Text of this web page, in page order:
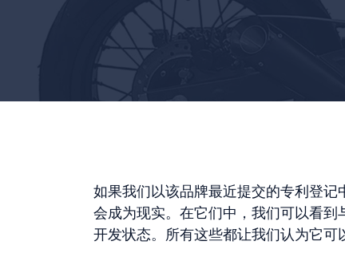
如果我们以该品牌最近提交的专利登
会成为现实。在它们中，我们可以看
开发状态。所有这些都让我们认为它可